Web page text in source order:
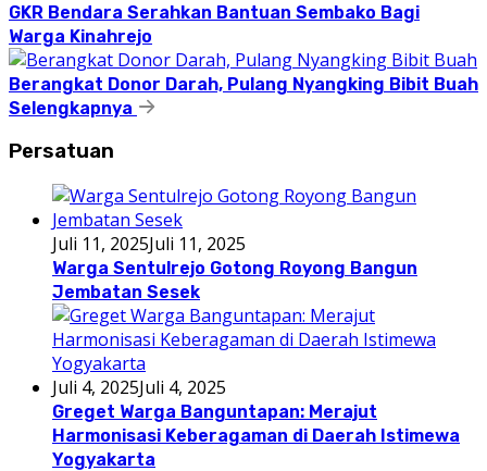
GKR Bendara Serahkan Bantuan Sembako Bagi
Warga Kinahrejo
Berangkat Donor Darah, Pulang Nyangking Bibit Buah
Selengkapnya
Persatuan
Juli 11, 2025Juli 11, 2025
Warga Sentulrejo Gotong Royong Bangun
Jembatan Sesek
Juli 4, 2025Juli 4, 2025
Greget Warga Banguntapan: Merajut
Harmonisasi Keberagaman di Daerah Istimewa
Yogyakarta